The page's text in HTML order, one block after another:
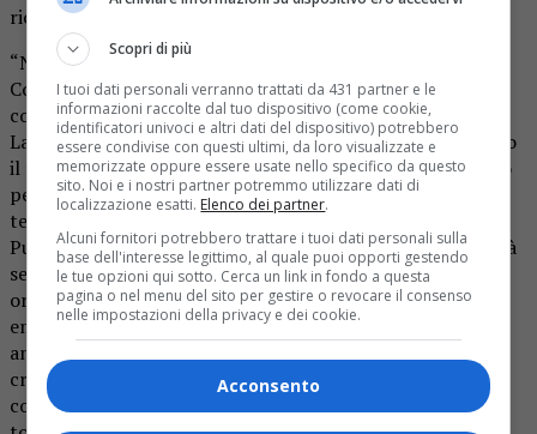
riceviamo e pubblichiamo
“Nei giorni scorsi l’ANAS ha chiuso temporaneamente
Corso S. Maurizio per interventi di monitoraggio e
controllo al ponte della tangenziale.
La chiusura, improvvisa, ha influito pesantemente su tutto
il traffico in entrata ed in uscita dal capoluogo sollevando
perplessità, critiche e preoccupazioni tra gli utenti del
territorio.
Pur ritenendo che l’ANAS a seguito delle sue ispezioni farà
seguire, se necessari, interventi urgenti di manutenzione
ordinaria e straordinaria chiediamo, in situazioni di
emergenza, di dare esecuzione al ripristino del guado
ancora esistente da quando nel settembre del’93 il ponte
crollo’ per la piena del Torrente Cervo, in modo da
consentire il collegamento tra le opposte sponde del
Scopri di più
I tuoi dati personali verranno trattati da 431 partner e le
informazioni raccolte dal tuo dispositivo (come cookie,
identificatori univoci e altri dati del dispositivo) potrebbero
essere condivise con questi ultimi, da loro visualizzate e
memorizzate oppure essere usate nello specifico da questo
sito. Noi e i nostri partner potremmo utilizzare dati di
localizzazione esatti. Elenco dei partner.
Alcuni fornitori potrebbero trattare i tuoi dati personali sulla
base dell'interesse legittimo, al quale puoi opporti gestendo
le tue opzioni qui sotto. Cerca un link in fondo a questa
pagina o nel menu del sito per gestire o revocare il consenso
nelle impostazioni della privacy e dei cookie.
Acconsento